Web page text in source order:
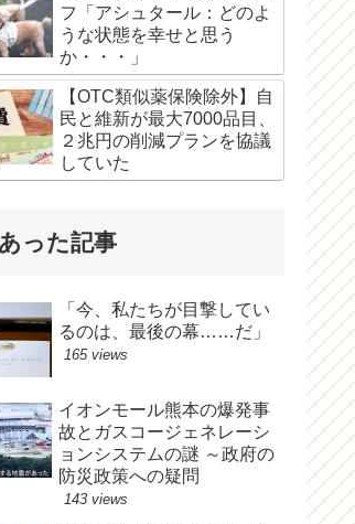
フ「アシュタール：どのよ
うな状態を幸せと思う
か・・・」
【OTC類似薬保険除外】自
民と維新が最大7000品目、
２兆円の削減プランを協議
していた
った記事
「今、私たちが目撃してい
るのは、最後の幕……だ」
165 views
イオンモール熊本の爆発事
故とガスコージェネレーシ
ョンシステムの謎 ～政府の
防災政策への疑問
143 views